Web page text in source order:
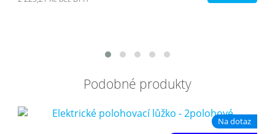
Podobné produkty
Na dotaz